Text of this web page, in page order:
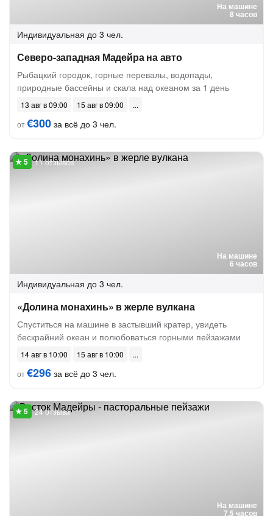
На машине
8 часов
Индивидуальная до 3 чел.
Северо-западная Мадейра на авто
Рыбацкий городок, горные перевалы, водопады,
природные бассейны и скала над океаном за 1 день
13 авг в 09:00
15 авг в 09:00
от€300 за всё до 3 чел.
На машине
6 часов
11 отзывов
Индивидуальная до 3 чел.
«Долина монахинь» в жерле вулкана
Спуститься на машине в застывший кратер, увидеть
бескрайний океан и полюбоваться горными пейзажами
14 авг в 10:00
15 авг в 10:00
от€296 за всё до 3 чел.
На машине
7.5 часов
24 отзыва